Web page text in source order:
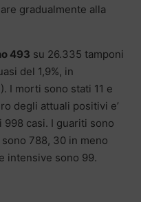
gradualmente alla
493 su 26.335 tamponi
del 1,9%, in
I morti sono stati 11 e
degli attuali positivi e’
998 casi. I guariti sono
788, 30 in meno
intensive sono 99.